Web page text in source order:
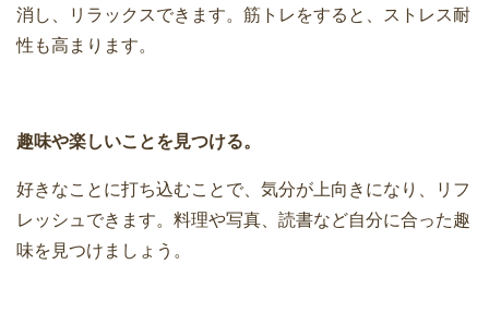
消し、リラックスできます。筋トレをすると、ストレス耐
性も高まります。
趣味や楽しいことを見つける。
好きなことに打ち込むことで、気分が上向きになり、リフ
レッシュできます。料理や写真、読書など自分に合った趣
味を見つけましょう。